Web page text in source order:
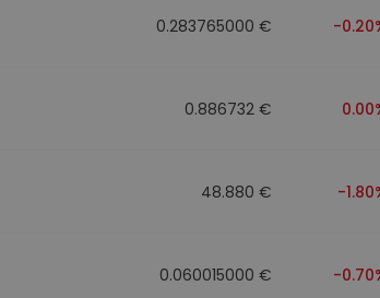
0.283765000 € -
0.886732 €
48.880 € -
0.060015000 € -